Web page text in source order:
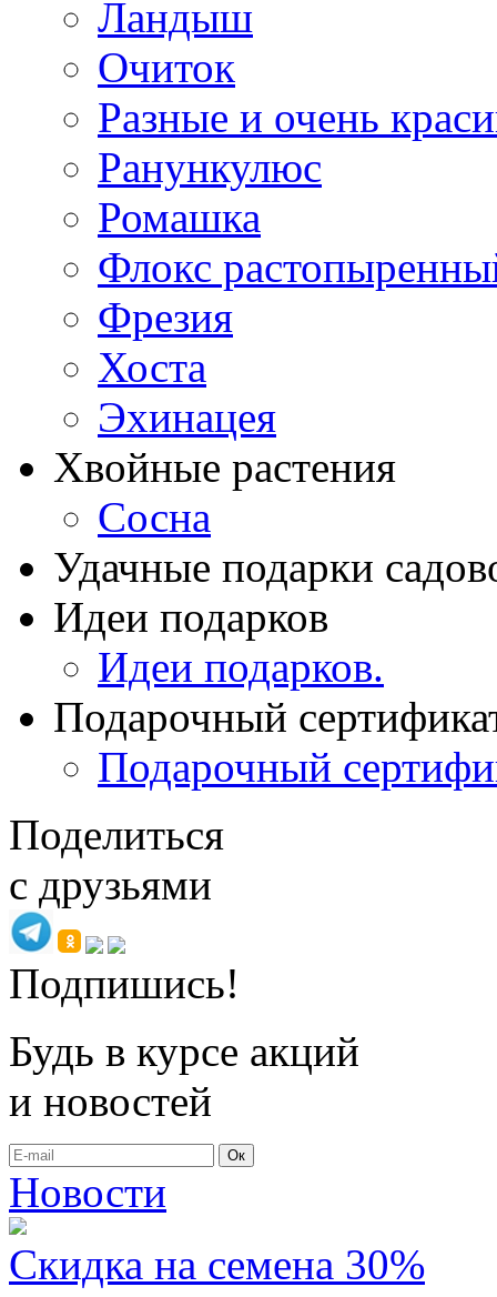
Ландыш
Очиток
Разные и очень
Ранункулюс
Ромашка
Флокс
Фрезия
Хоста
Эхинацея
Хвойные растения
Сосна
Удачные подарки
Идеи подарков
Идеи подарков.
Подарочный
Подарочный
Поделиться
с друзьями
Подпишись!
Будь в курсе акций
и новостей
Ок
Новости
Скидка на семена 30%